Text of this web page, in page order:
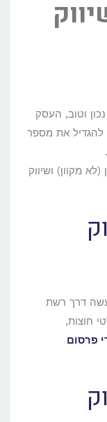
וטוב, העסק
להגדיל את מספר
מקוון) ושיווק
דרך רשת
חוצות,
פרסום